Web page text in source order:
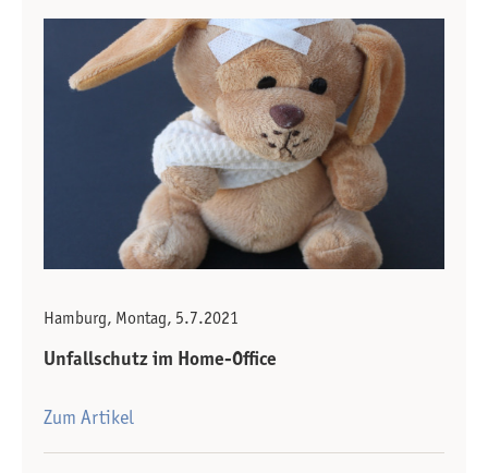
Hamburg, Montag, 5.7.2021
Unfallschutz im Home-Office
Zum Artikel